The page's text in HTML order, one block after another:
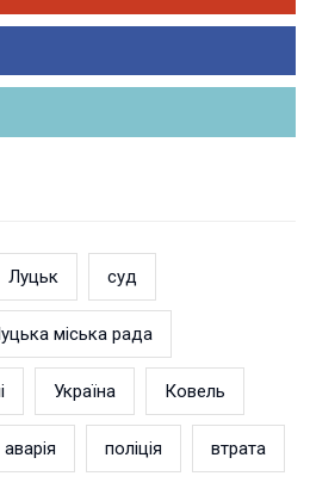
Луцьк суд
міська рада
Україна Ковель
аварія поліція втрата